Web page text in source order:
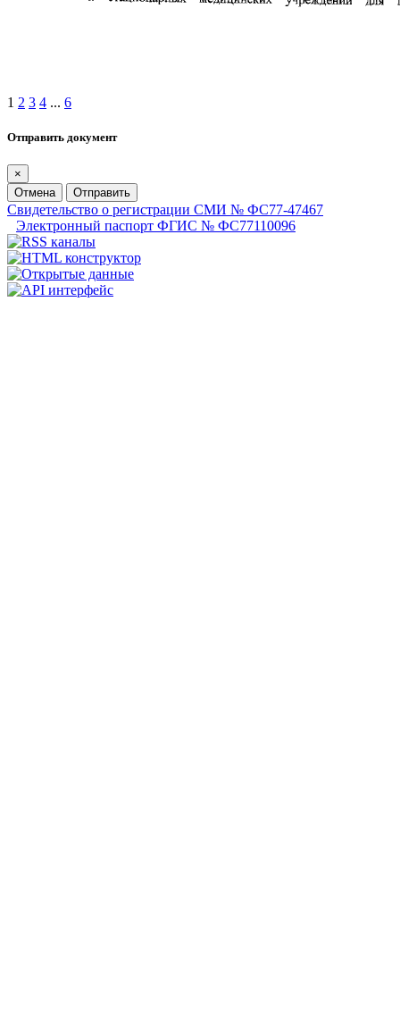
1 2 3 4 ... 6
Отправить документ
×
Отмена
Отправить
Свидетельство о регистрации СМИ № ФС77-47467
Электронный паспорт ФГИС № ФС77110096